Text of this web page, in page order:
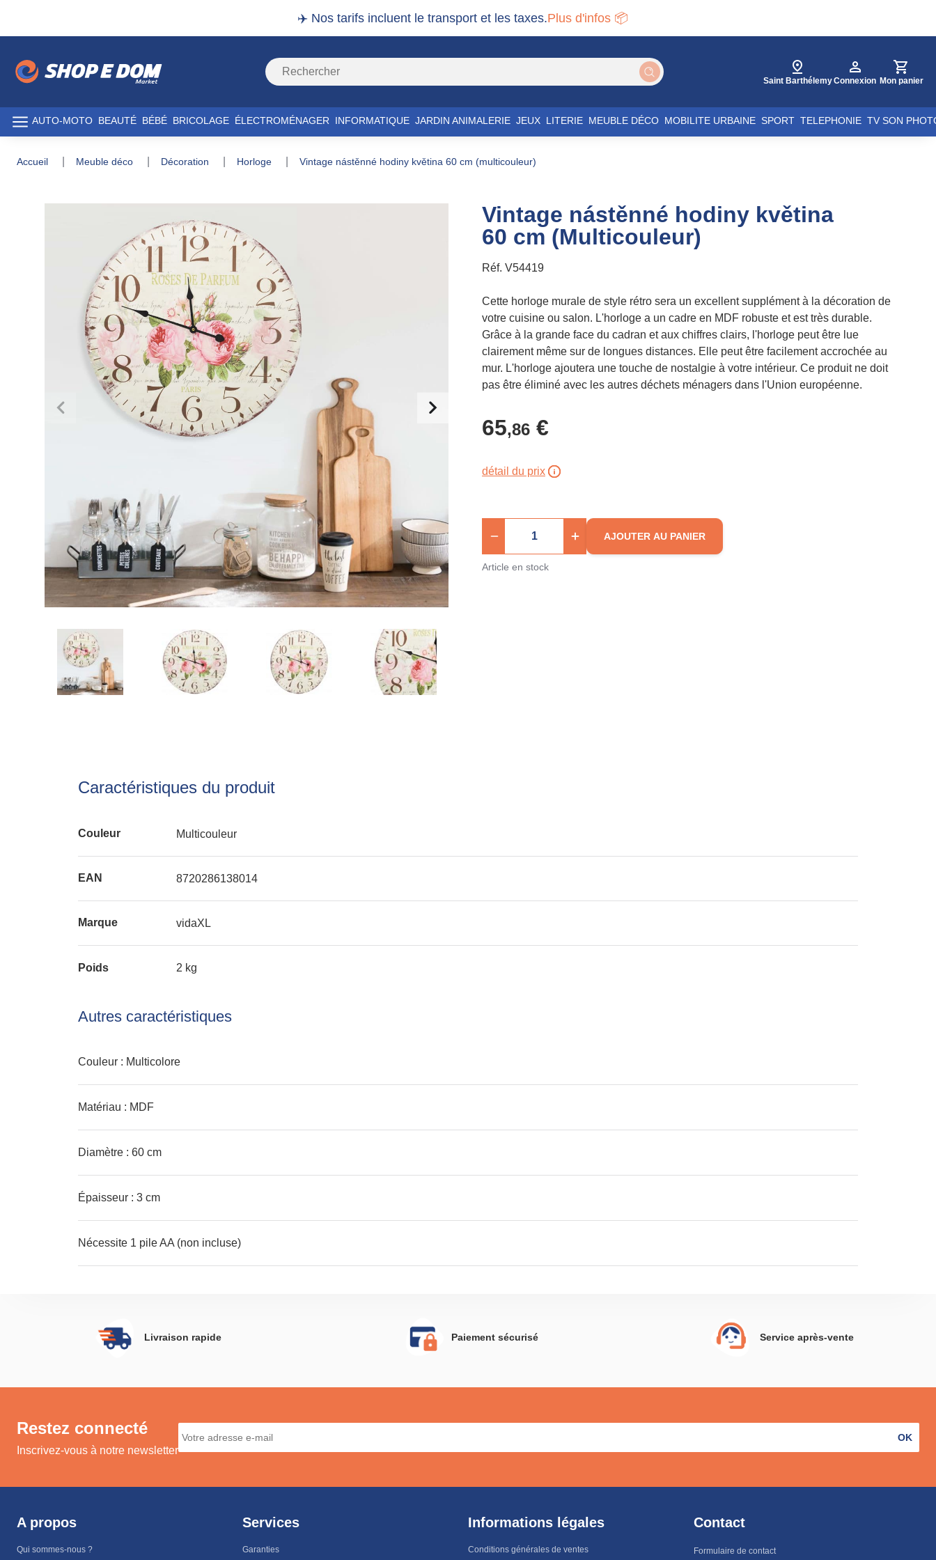
✈️ Nos tarifs incluent le transport et les taxes.Plus d'infos 📦
Saint BarthélemyConnexion Mon panier
AUTO-MOTO BEAUTÉ BÉBÉ BRICOLAGE ÉLECTROMÉNAGER INFORMATIQUE JARDIN ANIMALERIE JEUX LITERIE MEUBLE DÉCO MOBILITE URBAINE SPORT TELEPHONIE TV SON
accueil meuble déco décoration horloge vintage nástěnné hodiny květina 60 cm (multicouleur)
Vintage nástěnné hodiny květina
60 cm (Multicouleur)
Réf. V54419
Cette horloge murale de style rétro sera un excellent supplément à la décoration de
votre cuisine ou salon. L'horloge a un cadre en MDF robuste et est très durable.
Grâce à la grande face du cadran et aux chiffres clairs, l'horloge peut être lue
clairement même sur de longues distances. Elle peut être facilement accrochée au
mur. L'horloge ajoutera une touche de nostalgie à votre intérieur. Ce produit ne doit
pas être éliminé avec les autres déchets ménagers dans l'Union européenne.
65,86 €
détail du prix
AJOUTER AU PANIER
Article en stock
Caractéristiques du produit
Couleur Multicouleur
EAN 8720286138014
Marque vidaXL
Poids 2 kg
Autres caractéristiques
Couleur : Multicolore
Matériau : MDF
Diamètre : 60 cm
Épaisseur : 3 cm
Nécessite 1 pile AA (non incluse)
Livraison rapide Paiement sécurisé Service après-vente
Restez connecté
Inscrivez-vous à notre newsletter
OK
A propos
Qui sommes-nous ?
Services
Garanties
Informations légales
Conditions générales de ventes
Contact
Formulaire de contact